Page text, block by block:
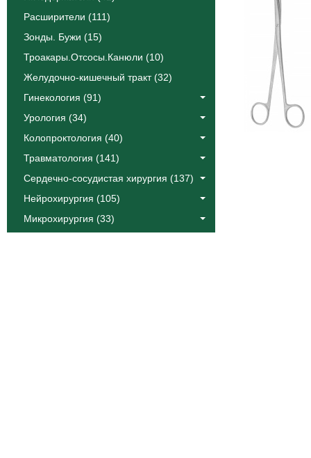
Расширители (111)
Зонды. Бужи (15)
Троакары.Отсосы.Канюли (10)
Желудочно-кишечный тракт (32)
Гинекология (91)
Урология (34)
Колопроктология (40)
Травматология (141)
Сердечно-сосудистая хирургия (137)
Нейрохирургия (105)
Микрохирургия (33)